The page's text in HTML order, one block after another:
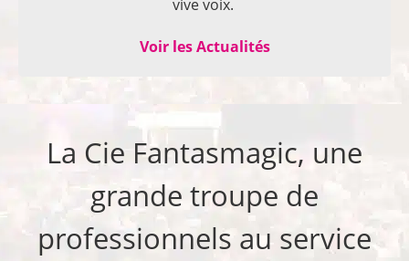
vive voix.
Voir les Actualités
La Cie Fantasmagic, une
grande troupe de
professionnels au service